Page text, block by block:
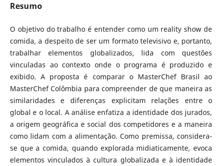
Resumo
O objetivo do trabalho é entender como um reality show de
comida, a despeito de ser um formato televisivo e, portanto,
trabalhar elementos globalizados, lida com questões
vinculadas ao contexto onde o programa é produzido e
exibido. A proposta é comparar o MasterChef Brasil ao
MasterChef Colômbia para compreender de que maneira as
similaridades e diferenças explicitam relações entre o
global e o local. A análise enfatiza a identidade dos jurados,
a origem geográfica e social dos competidores e a maneira
como lidam com a alimentação. Como premissa, considera-
se que a comida, quando explorada midiaticamente, evoca
elementos vinculados à cultura globalizada e à identidade